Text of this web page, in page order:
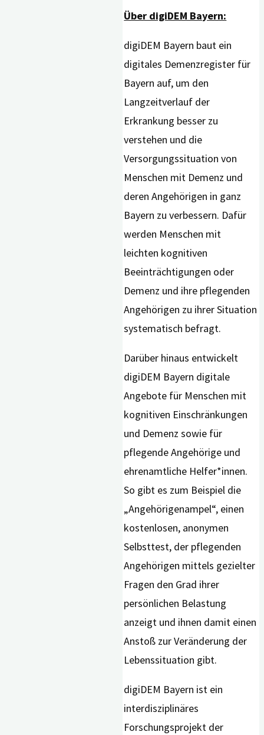
Über digiDEM Bayern:
digiDEM Bayern baut ein
digitales Demenzregister für
Bayern auf, um den
Langzeitverlauf der
Erkrankung besser zu
verstehen und die
Versorgungssituation von
Menschen mit Demenz und
deren Angehörigen in ganz
Bayern zu verbessern. Dafür
werden Menschen mit
leichten kognitiven
Beeinträchtigungen oder
Demenz und ihre pflegenden
Angehörigen zu ihrer Situation
systematisch befragt.
Darüber hinaus entwickelt
digiDEM Bayern digitale
Angebote für Menschen mit
kognitiven Einschränkungen
und Demenz sowie für
pflegende Angehörige und
ehrenamtliche Helfer*innen.
So gibt es zum Beispiel die
„Angehörigenampel“, einen
kostenlosen, anonymen
Selbsttest, der pflegenden
Angehörigen mittels gezielter
Fragen den Grad ihrer
persönlichen Belastung
anzeigt und ihnen damit einen
Anstoß zur Veränderung der
Lebenssituation gibt.
digiDEM Bayern ist ein
interdisziplinäres
Forschungsprojekt der